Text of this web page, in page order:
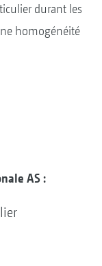
durant les
homogénéité
AS :